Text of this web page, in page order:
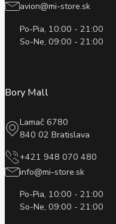
avion@mi-store.sk
Po-Pia, 10:00 - 21:00
So-Ne, 09:00 - 21:00
Bory Mall
Lamač 6780
840 02 Bratislava
+421 948 070 480
info@mi-store.sk
Po-Pia, 10:00 - 21:00
So-Ne, 09:00 - 21:00